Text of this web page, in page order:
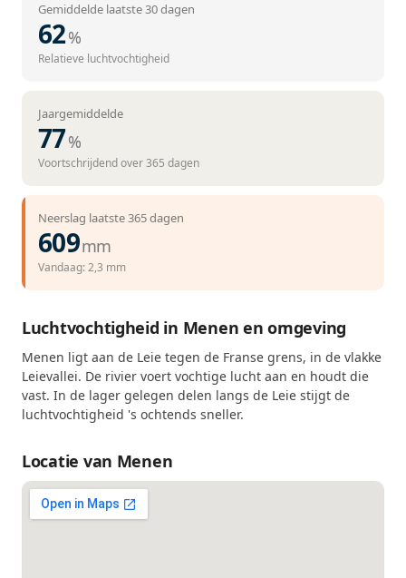
Gemiddelde laatste 30 dagen
62%
Relatieve luchtvochtigheid
Jaargemiddelde
77%
Voortschrijdend over 365 dagen
Neerslag laatste 365 dagen
609mm
Vandaag: 2,3 mm
Luchtvochtigheid in Menen en omgeving
Menen ligt aan de Leie tegen de Franse grens, in de vlakke
Leievallei. De rivier voert vochtige lucht aan en houdt die
vast. In de lager gelegen delen langs de Leie stijgt de
luchtvochtigheid 's ochtends sneller.
Locatie van Menen